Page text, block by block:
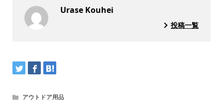
Urase Kouhei
投稿一覧
アウトドア用品